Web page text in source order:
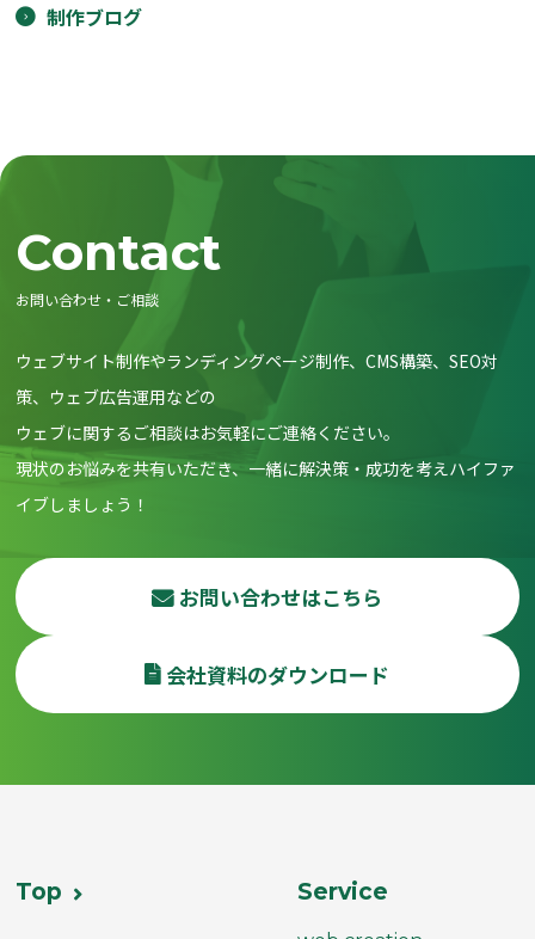
制作ブログ
Contact
お問い合わせ・ご相談
ウェブサイト制作やランディングページ制作、CMS構築、SEO対
策、ウェブ広告運用などの
ウェブに関するご相談はお気軽にご連絡ください。
現状のお悩みを共有いただき、一緒に解決策・成功を考えハイファ
イブしましょう！
お問い合わせはこちら
会社資料のダウンロード
Top Service